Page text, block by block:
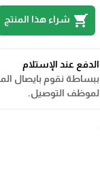
shopping_cart شراء هذا المنتج
الدفع عند الإستلام
ببساطة نقوم بايصال
لموظف التوصيل.